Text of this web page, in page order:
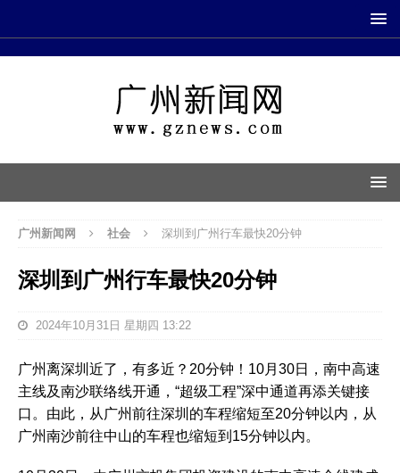
广州新闻网 社会 深圳到广州行车最快20分钟
深圳到广州行车最快20分钟
2024年10月31日 星期四 13:22
广州离深圳近了，有多近？20分钟！10月30日，南中高速
主线及南沙联络线开通，“超级工程”深中通道再添关键接
口。由此，从广州前往深圳的车程缩短至20分钟以内，从
广州南沙前往中山的车程也缩短到15分钟以内。